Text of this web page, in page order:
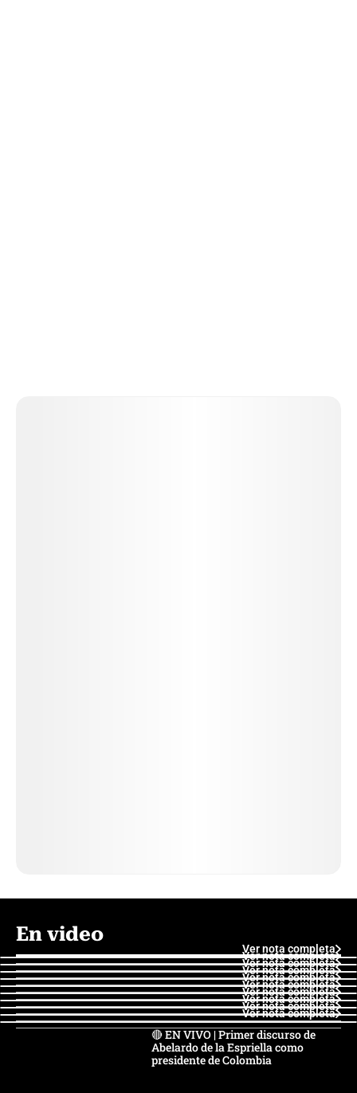
En video
Ver nota completa
Ver nota completa
Ver nota completa
Ver nota completa
Ver nota completa
Ver nota completa
Ver nota completa
Ver nota completa
Ver nota completa
Ver nota completa
🔴 EN VIVO | Primer discurso de
Abelardo de la Espriella como
presidente de Colombia